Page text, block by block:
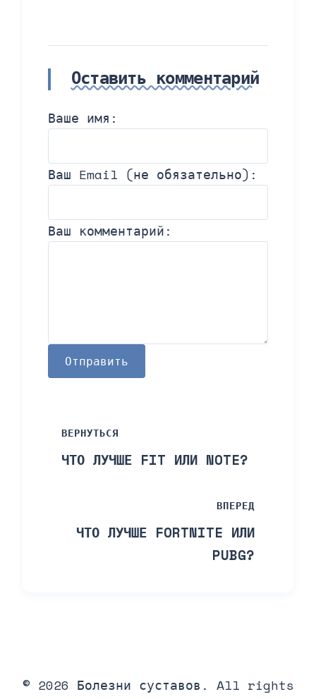
Оставить комментарий
Ваше имя:
Ваш Email (не обязательно):
Ваш комментарий:
Отправить
ВЕРНУТЬСЯ
ЧТО ЛУЧШЕ FIT ИЛИ NOTE?
ВПЕРЕД
ЧТО ЛУЧШЕ FORTNITE ИЛИ
PUBG?
© 2026 Болезни суставов. All rights